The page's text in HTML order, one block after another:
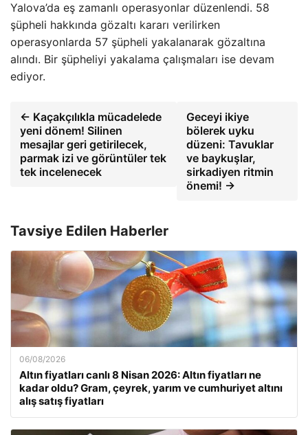
Yalova’da eş zamanlı operasyonlar düzenlendi. 58
şüpheli hakkında gözaltı kararı verilirken
operasyonlarda 57 şüpheli yakalanarak gözaltına
alındı. Bir şüpheliyi yakalama çalışmaları ise devam
ediyor.
← Kaçakçılıkla mücadelede
yeni dönem! Silinen
mesajlar geri getirilecek,
parmak izi ve görüntüler tek
tek incelenecek
Geceyi ikiye
bölerek uyku
düzeni: Tavuklar
ve baykuşlar,
sirkadiyen ritmin
önemi! →
Tavsiye Edilen Haberler
06/08/2026
Altın fiyatları canlı 8 Nisan 2026: Altın fiyatları ne
kadar oldu? Gram, çeyrek, yarım ve cumhuriyet altını
alış satış fiyatları